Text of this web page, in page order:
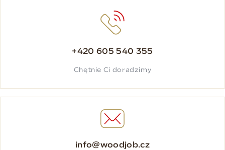
+420 605 540 355
Chętnie Ci doradzimy
info@woodjob.cz